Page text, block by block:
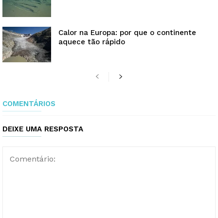
Calor na Europa: por que o continente
aquece tão rápido
COMENTÁRIOS
DEIXE UMA RESPOSTA